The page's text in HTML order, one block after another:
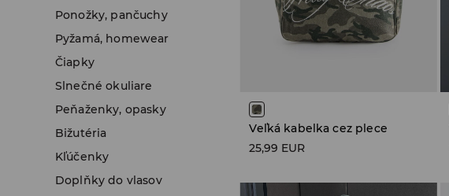
Ponožky, pančuchy
Pyžamá, homewear
Čiapky
Slnečné okuliare
Peňaženky, opasky
Bižutéria
Kľúčenky
Doplňky do vlasov
Veľká kabelka cez plece
25,99 EUR